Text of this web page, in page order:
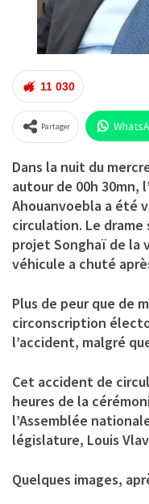
11 030
Partager
Dans la nuit du
autour de 00h 30mn,
Ahouanvoebla a été
circulation. Le drame
projet Songhaï de la
véhicule a chuté
Plus de peur que de
circonscription
l’accident, malgré
Cet accident de
heures de la
l’Assemblée
législature, Louis
Quelques images,